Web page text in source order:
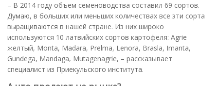
– В 2014 году объем семеноводства составил 69 сортов.
Думаю, в больших или меньших количествах все эти сорта
выращиваются в нашей стране. Из них широко
используются 10 латвийских сортов картофеля: Agrie
желтый, Monta, Madara, Prelma, Lenora, Brasla, Imanta,
Gundega, Mandaga, Mutagenagrie, – рассказывает
специалист из Приекульского института.